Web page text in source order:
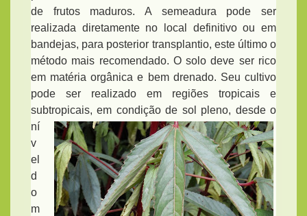
de frutos maduros. A semeadura pode ser
realizada diretamente no local definitivo ou em
bandejas, para posterior transplantio, este último o
método mais recomendado. O solo deve ser rico
em matéria orgânica e bem drenado. Seu cultivo
pode ser realizado em regiões tropicais e
subtropicais, em condiçãode sol pleno, desde o
ní
v
el
d
o
m